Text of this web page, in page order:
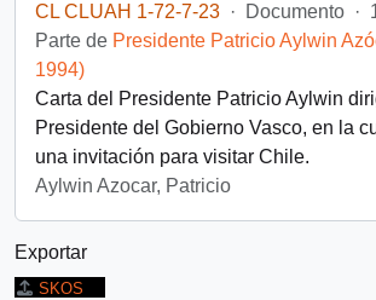
CL CLUAH 1-72-7-23 · Documento ·
Parte de Presidente Patricio Aylwin
1994)
Carta del Presidente Patricio Aylwin
Presidente del Gobierno Vasco, en la
una invitación para visitar Chile.
Aylwin Azocar, Patricio
Exportar
SKOS